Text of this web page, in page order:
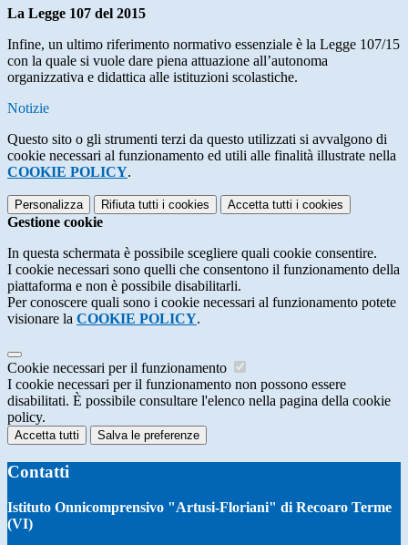
La Legge 107 del 2015
Infine, un ultimo riferimento normativo essenziale è la Legge 107/15
con la quale si vuole dare piena attuazione all’autonoma
organizzativa e didattica alle istituzioni scolastiche.
Notizie
Questo sito o gli strumenti terzi da questo utilizzati si avvalgono di
cookie necessari al funzionamento ed utili alle finalità illustrate nella
COOKIE POLICY.
Personalizza Rifiuta tutti i cookies Accetta tutti i cookies
Gestione cookie
In questa schermata è possibile scegliere quali cookie consentire.
I cookie necessari sono quelli che consentono il funzionamento della
piattaforma e non è possibile disabilitarli.
Per conoscere quali sono i cookie necessari al funzionamento potete
visionare la COOKIE POLICY.
Cookie necessari per il funzionamento
I cookie necessari per il funzionamento non possono essere
disabilitati. È possibile consultare l'elenco nella pagina della cookie
policy.
Accetta tutti Salva le preferenze
Contatti
Istituto Onnicomprensivo "Artusi-Floriani" di Recoaro Terme
(VI)